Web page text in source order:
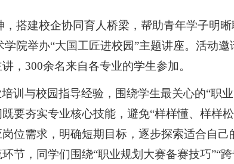
搭建校企协同育人桥梁，帮助青年学子明晰
院举办“大国工匠进校园”主题讲座。活动邀
，300余名来自各专业的学生参加。
训与校园指导经验，围绕学生最关心的“职
要夯实专业核心技能，避免“样样懂、样样
位需求，明确短期目标，逐步探索适合自己
节，同学们围绕“职业规划大赛备赛技巧”“